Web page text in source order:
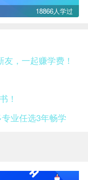
18866人学过
，一起赚学费！
！
业任选3年畅学